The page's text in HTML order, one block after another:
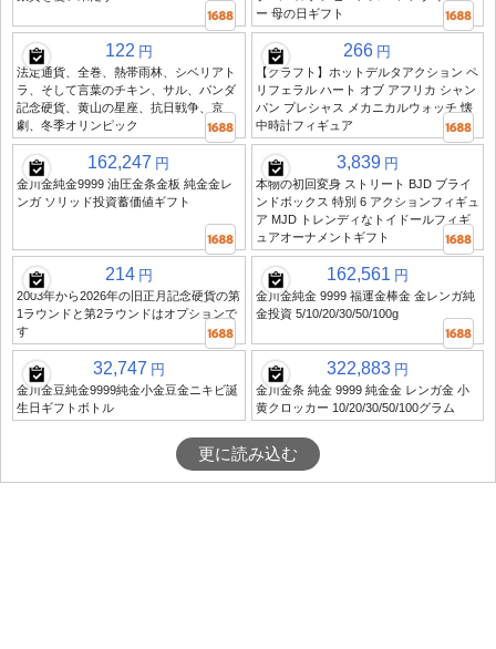
ー 母の日ギフト
122 円
法定通貨、全巻、熱帯雨林、シベリアト
ラ、そして言葉のチキン、サル、パンダ
記念硬貨、黄山の星座、抗日戦争、京
劇、冬季オリンピック
266 円
【クラフト】ホットデルタアクション ペ
リフェラル ハート オブ アフリカ シャン
パン プレシャス メカニカルウォッチ 懐
中時計フィギュア
162,247 円
金川金純金9999 油圧金条金板 純金金レ
ンガ ソリッド投資蓄価値ギフト
3,839 円
本物の初回変身 ストリート BJD ブライ
ンドボックス 特別 6 アクションフィギュ
ア MJD トレンディなトイドールフィギ
ュアオーナメントギフト
214 円
2003年から2026年の旧正月記念硬貨の第
1ラウンドと第2ラウンドはオプションで
す
162,561 円
金川金純金 9999 福運金棒金 金レンガ純
金投資 5/10/20/30/50/100g
32,747 円
金川金豆純金9999純金小金豆金ニキビ誕
生日ギフトボトル
322,883 円
金川金条 純金 9999 純金金 レンガ金 小
黄クロッカー 10/20/30/50/100グラム
更に読み込む